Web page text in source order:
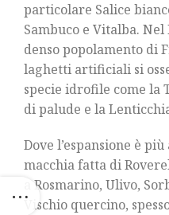
particolare Salice
Sambuco e Vitalba. Nel
denso popolamento di
laghetti artificiali si
specie idrofile come la
di palude e la
Dove l’espansione è
macchia fatta di
a Rosmarino, Ulivo,
Vischio quercino,